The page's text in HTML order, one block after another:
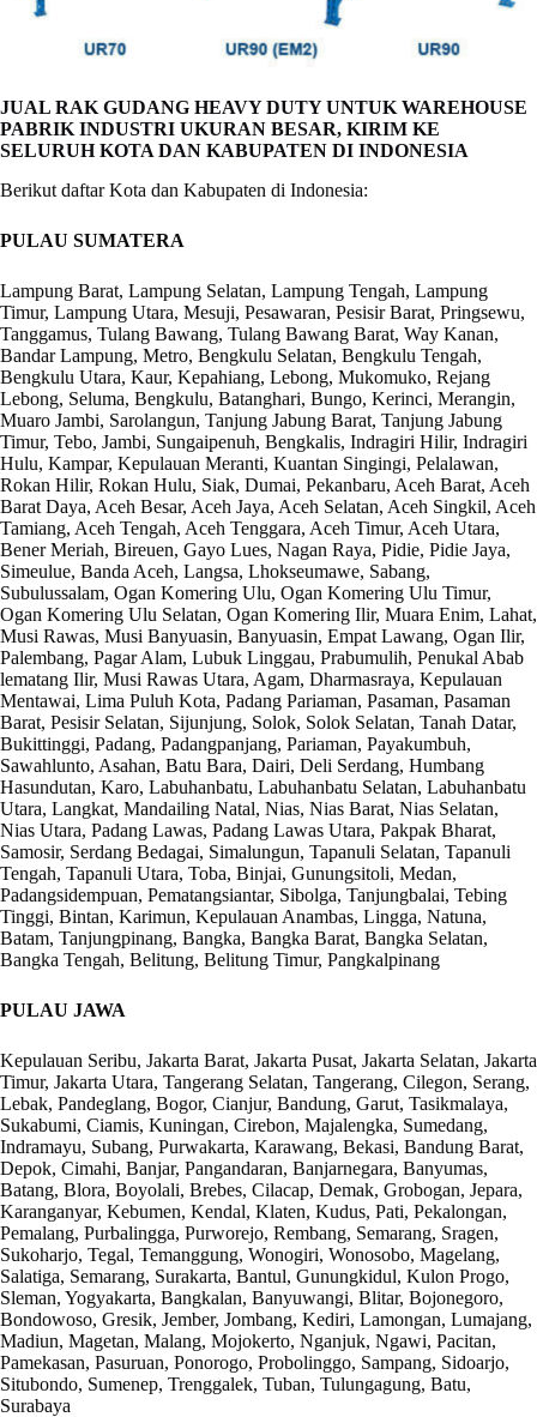
JUAL RAK GUDANG HEAVY DUTY UNTUK WAREHOUSE
PABRIK INDUSTRI UKURAN BESAR, KIRIM KE
SELURUH KOTA DAN KABUPATEN DI INDONESIA
Berikut daftar Kota dan Kabupaten di Indonesia:
PULAU SUMATERA
Lampung Barat, Lampung Selatan, Lampung Tengah, Lampung
Timur, Lampung Utara, Mesuji, Pesawaran, Pesisir Barat, Pringsewu,
Tanggamus, Tulang Bawang, Tulang Bawang Barat, Way Kanan,
Bandar Lampung, Metro, Bengkulu Selatan, Bengkulu Tengah,
Bengkulu Utara, Kaur, Kepahiang, Lebong, Mukomuko, Rejang
Lebong, Seluma, Bengkulu, Batanghari, Bungo, Kerinci, Merangin,
Muaro Jambi, Sarolangun, Tanjung Jabung Barat, Tanjung Jabung
Timur, Tebo, Jambi, Sungaipenuh, Bengkalis, Indragiri Hilir, Indragiri
Hulu, Kampar, Kepulauan Meranti, Kuantan Singingi, Pelalawan,
Rokan Hilir, Rokan Hulu, Siak, Dumai, Pekanbaru, Aceh Barat, Aceh
Barat Daya, Aceh Besar, Aceh Jaya, Aceh Selatan, Aceh Singkil, Aceh
Tamiang, Aceh Tengah, Aceh Tenggara, Aceh Timur, Aceh Utara,
Bener Meriah, Bireuen, Gayo Lues, Nagan Raya, Pidie, Pidie Jaya,
Simeulue, Banda Aceh, Langsa, Lhokseumawe, Sabang,
Subulussalam, Ogan Komering Ulu, Ogan Komering Ulu Timur,
Ogan Komering Ulu Selatan, Ogan Komering Ilir, Muara Enim, Lahat,
Musi Rawas, Musi Banyuasin, Banyuasin, Empat Lawang, Ogan Ilir,
Palembang, Pagar Alam, Lubuk Linggau, Prabumulih, Penukal Abab
lematang Ilir, Musi Rawas Utara, Agam, Dharmasraya, Kepulauan
Mentawai, Lima Puluh Kota, Padang Pariaman, Pasaman, Pasaman
Barat, Pesisir Selatan, Sijunjung, Solok, Solok Selatan, Tanah Datar,
Bukittinggi, Padang, Padangpanjang, Pariaman, Payakumbuh,
Sawahlunto, Asahan, Batu Bara, Dairi, Deli Serdang, Humbang
Hasundutan, Karo, Labuhanbatu, Labuhanbatu Selatan, Labuhanbatu
Utara, Langkat, Mandailing Natal, Nias, Nias Barat, Nias Selatan,
Nias Utara, Padang Lawas, Padang Lawas Utara, Pakpak Bharat,
Samosir, Serdang Bedagai, Simalungun, Tapanuli Selatan, Tapanuli
Tengah, Tapanuli Utara, Toba, Binjai, Gunungsitoli, Medan,
Padangsidempuan, Pematangsiantar, Sibolga, Tanjungbalai, Tebing
Tinggi, Bintan, Karimun, Kepulauan Anambas, Lingga, Natuna,
Batam, Tanjungpinang, Bangka, Bangka Barat, Bangka Selatan,
Bangka Tengah, Belitung, Belitung Timur, Pangkalpinang
PULAU JAWA
Kepulauan Seribu, Jakarta Barat, Jakarta Pusat, Jakarta Selatan, Jakarta
Timur, Jakarta Utara, Tangerang Selatan, Tangerang, Cilegon, Serang,
Lebak, Pandeglang, Bogor, Cianjur, Bandung, Garut, Tasikmalaya,
Sukabumi, Ciamis, Kuningan, Cirebon, Majalengka, Sumedang,
Indramayu, Subang, Purwakarta, Karawang, Bekasi, Bandung Barat,
Depok, Cimahi, Banjar, Pangandaran, Banjarnegara, Banyumas,
Batang, Blora, Boyolali, Brebes, Cilacap, Demak, Grobogan, Jepara,
Karanganyar, Kebumen, Kendal, Klaten, Kudus, Pati, Pekalongan,
Pemalang, Purbalingga, Purworejo, Rembang, Semarang, Sragen,
Sukoharjo, Tegal, Temanggung, Wonogiri, Wonosobo, Magelang,
Salatiga, Semarang, Surakarta, Bantul, Gunungkidul, Kulon Progo,
Sleman, Yogyakarta, Bangkalan, Banyuwangi, Blitar, Bojonegoro,
Bondowoso, Gresik, Jember, Jombang, Kediri, Lamongan, Lumajang,
Madiun, Magetan, Malang, Mojokerto, Nganjuk, Ngawi, Pacitan,
Pamekasan, Pasuruan, Ponorogo, Probolinggo, Sampang, Sidoarjo,
Situbondo, Sumenep, Trenggalek, Tuban, Tulungagung, Batu,
Surabaya